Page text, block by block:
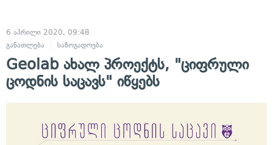
6 აპრილი 2020, 09:48
განათლება
საზოგადოება
Geolab ახალ პროექტს, "ციფრული
ცოდნის საცავს" იწყებს